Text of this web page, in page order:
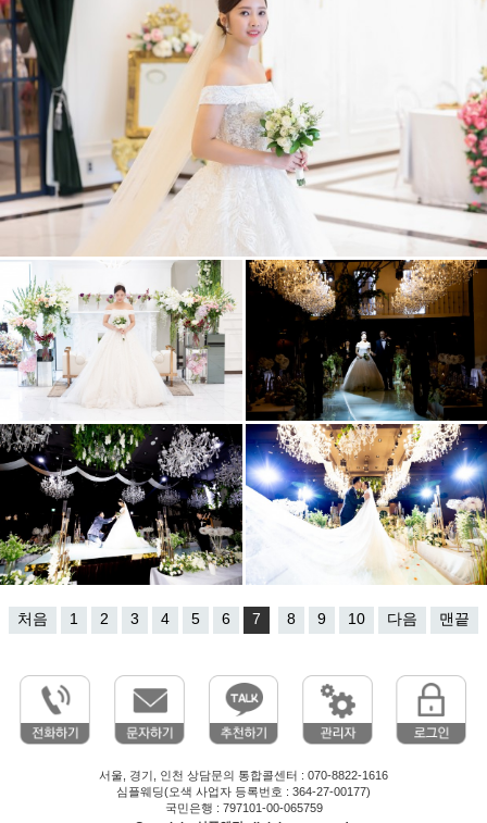
처음 1 2 3 4 5 6 7 8 9 10 다음 맨끝
서울, 경기, 인천 상담문의 통합콜센터 : 070-8822-1616
심플웨딩(오색 사업자 등록번호 : 364-27-00177)
국민은행 : 797101-00-065759